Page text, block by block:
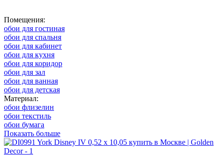
Помещения:
обои для гостиная
обои для спальня
обои для кабинет
обои для кухня
обои для коридор
обои для зал
обои для ванная
обои для детская
Материал:
обои флизелин
обои текстиль
обои бумага
Показать больше